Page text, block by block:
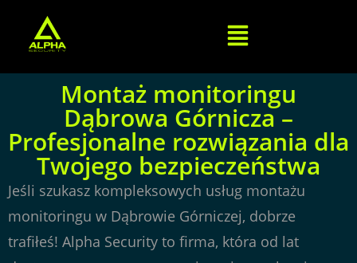
Montaż monitoringu
Dąbrowa Górnicza –
Profesjonalne rozwiązania dla
Twojego bezpieczeństwa
Jeśli szukasz kompleksowych usług montażu
monitoringu w Dąbrowie Górniczej, dobrze
trafiłeś! Alpha Security to firma, która od lat